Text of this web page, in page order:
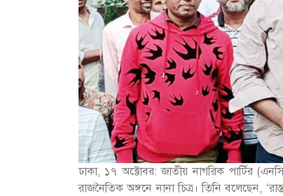
ঢাকা, ১৭ অক্টোবর: জাতীয় নাগরিক পার্টির
রাজনৈতিক অঙ্গনে নানা চিত্র। তিনি বলেছেন,